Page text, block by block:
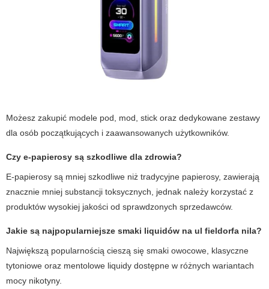
Możesz zakupić modele pod, mod, stick oraz dedykowane zestawy
dla osób początkujących i zaawansowanych użytkowników.
Czy e-papierosy są szkodliwe dla zdrowia?
E-papierosy są mniej szkodliwe niż tradycyjne papierosy, zawierają
znacznie mniej substancji toksycznych, jednak należy korzystać z
produktów wysokiej jakości od sprawdzonych sprzedawców.
Jakie są najpopularniejsze smaki liquidów na ul fieldorfa nila?
Największą popularnością cieszą się smaki owocowe, klasyczne
tytoniowe oraz mentolowe liquidy dostępne w różnych wariantach
mocy nikotyny.